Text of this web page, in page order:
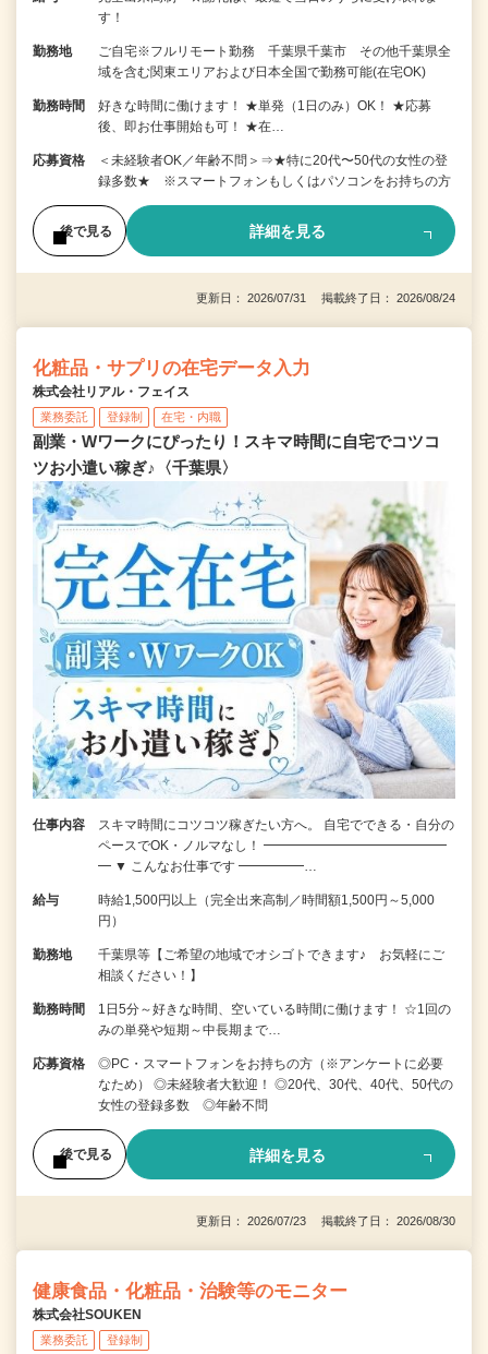
す！
勤務地
ご自宅※フルリモート勤務 千葉県千葉市 その他千葉県全
域を含む関東エリアおよび日本全国で勤務可能(在宅OK)
勤務時間
好きな時間に働けます！ ★単発（1日のみ）OK！ ★応募
後、即お仕事開始も可！ ★在…
応募資格
＜未経験者OK／年齢不問＞⇒★特に20代〜50代の女性の登
録多数★ ※スマートフォンもしくはパソコンをお持ちの方
後で見る 詳細を見る
更新日： 2026/07/31 掲載終了日： 2026/08/24
化粧品・サプリの在宅データ入力
株式会社リアル・フェイス
業務委託 登録制 在宅・内職
副業・Wワークにぴったり！スキマ時間に自宅でコツコ
ツお小遣い稼ぎ♪〈千葉県〉
仕事内容
スキマ時間にコツコツ稼ぎたい方へ。 自宅でできる・自分の
ペースでOK・ノルマなし！ ━━━━━━━━━━━━━━
━ ▼ こんなお仕事です ━━━━━…
給与
時給1,500円以上（完全出来高制／時間額1,500円～5,000
円）
勤務地
千葉県等【ご希望の地域でオシゴトできます♪ お気軽にご
相談ください！】
勤務時間
1日5分～好きな時間、空いている時間に働けます！ ☆1回の
みの単発や短期～中長期まで…
応募資格
◎PC・スマートフォンをお持ちの方（※アンケートに必要
なため） ◎未経験者大歓迎！ ◎20代、30代、40代、50代の
女性の登録多数 ◎年齢不問
後で見る 詳細を見る
更新日： 2026/07/23 掲載終了日： 2026/08/30
健康食品・化粧品・治験等のモニター
株式会社SOUKEN
業務委託 登録制